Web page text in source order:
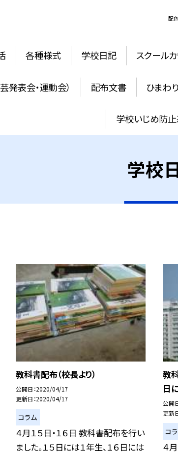
配色
各種様式 学校日記 スクール
発表会・運動会） 配布文書 ひまわ
学校いじめ防
学校
教科書配布（校長より）
公開日 2020/04/17
更新日 2020/04/17
コラム
４月１５日・１６日 教科書配布を行い
ました。１５日には１年生、１６日には
教
日
公開
更新
コ
４